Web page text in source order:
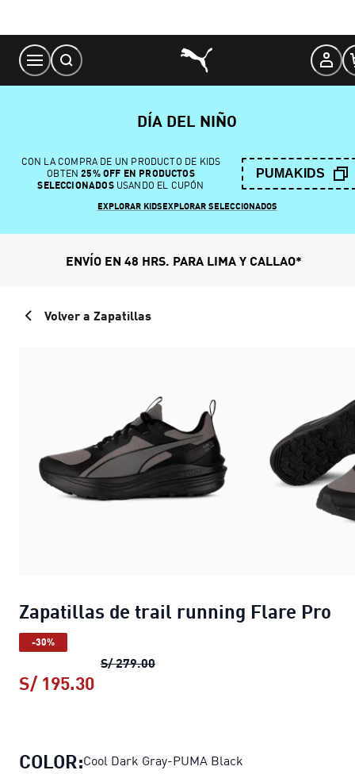
Content
DÍA DEL NIÑO
CON LA COMPRA DE UN PRODUCTO DE KIDS
OBTEN 25% OFF EN PRODUCTOS
SELECCIONADOSUSANDO EL CUPÓN
PUMAKIDS
EXPLORAR KIDSEXPLORAR SELECCIONADOS
ENVÍO EN 48 HRS. PARA LIMA Y CALLAO*
Volver a Zapatillas
Zapatillas de trail running Flare Pro
-30%
S/ 279.00Zapatillas de trail running Flare
S/ 195.30
COLOR:Cool Dark Gray-PUMA Black